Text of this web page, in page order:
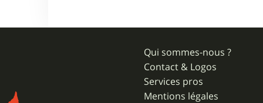
Qui sommes-nous ?
Contact & Logos
Services pros
Mentions légales